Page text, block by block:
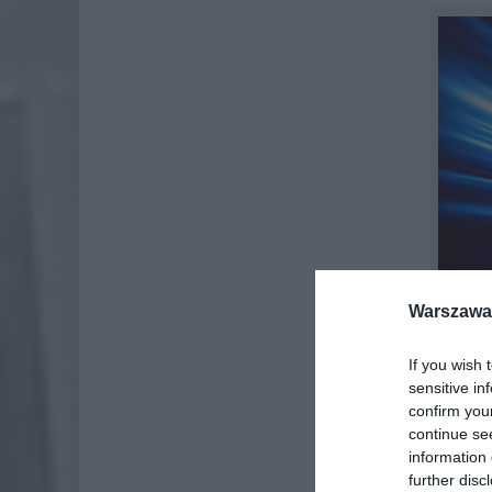
If you wish
sensitive
confirm
continue
information
further